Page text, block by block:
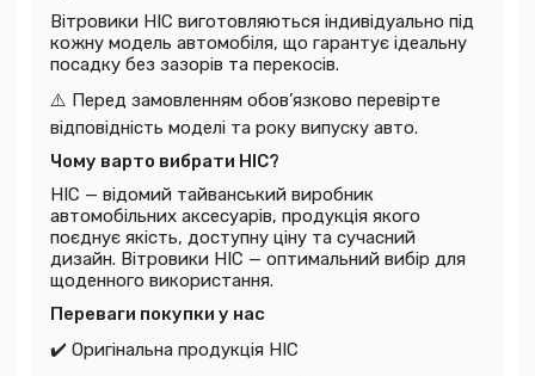
Вітровики HIC виготовляються індивідуально під
кожну модель автомобіля, що гарантує ідеальну
посадку без зазорів та перекосів.
⚠ ️ Перед замовленням обов’язково перевірте
відповідність моделі та року випуску авто.
Чому варто вибрати HIC?
HIC — відомий тайванський виробник
автомобільних аксесуарів, продукція якого
поєднує якість, доступну ціну та сучасний
дизайн. Вітровики HIC — оптимальний вибір для
щоденного використання.
Переваги покупки у нас
✔ ️ Оригінальна продукція HIC